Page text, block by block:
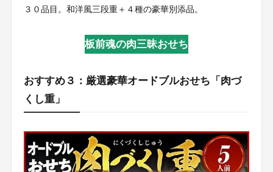
３０品目。和洋風三段重＋４種の豪華別添品。
板前魂の肉三昧おせち
おすすめ３：厳選豪華オードブルおせち「肉づ
くし重」